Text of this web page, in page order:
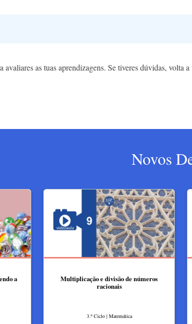
avaliares as tuas aprendizagens. Se tiveres dúvidas, volta
Novos
a
Multiplicação e divisão de números
racionais
3.º Ciclo | Matemática